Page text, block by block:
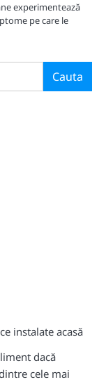
experimentează
pe care le
Cauta
instalate acasă
dacă
cele mai